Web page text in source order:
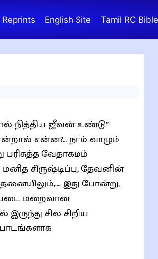
Reprints English Site Tamil RC Bible
நித்திய ஜீவன் உண்டு”
என்ன?… நாம் வாழும்
வேதாகமம்
சிருஷ்டிப்பு, தேவனின்
இது போன்று,
மறைவான
சில சிறிய
பாடங்களாக